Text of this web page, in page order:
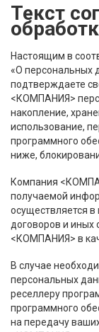
Текст
Настоящим в
«О персональных
подтверждаете
<КОМПАНИЯ>
накопление,
использование,
программного
ниже,
Компания
получаемой
осуществляется
договоров и иных
<КОМПАНИЯ> в
В случае
персональных
реселлеру
программного
на передачу